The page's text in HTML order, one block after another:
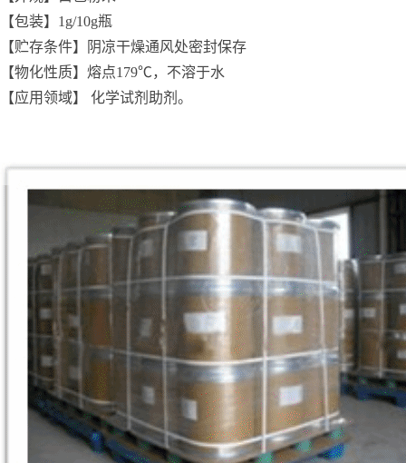
【包装】1g/10g瓶
【贮存条件】阴凉干燥通风处密封保存
【物化性质】熔点179℃，不溶于水
【应用领域】 化学试剂助剂。